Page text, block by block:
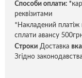
Способи оплати: *
реквізитами
*Накладений платіж
сплати авансу
Строки Доставка
Згідно